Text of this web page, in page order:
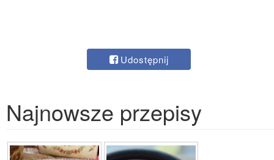
Udostępnij
Najnowsze przepisy